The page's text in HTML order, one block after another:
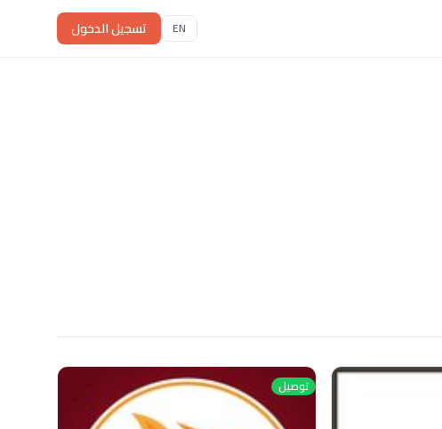
EN تسجيل الدخول
توصيل